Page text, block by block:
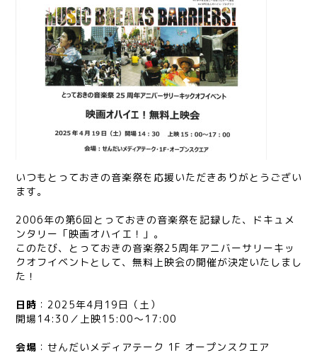
いつもとっておきの音楽祭を応援いただきありがとうござい
ます。
2006年の第6回とっておきの音楽祭を記録した、ドキュメ
ンタリー「映画オハイエ！」。
このたび、とっておきの音楽祭25周年アニバーサリーキッ
クオフイベントとして、無料上映会の開催が決定いたしまし
た！
日時 ：2025年4月19日（土）
開場14:30／上映15:00〜17:00
会場 ：せんだいメディアテーク 1F オープンスクエア